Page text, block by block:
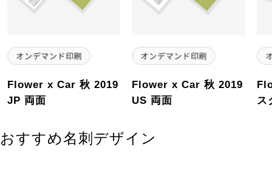
Flower x Car 秋 2019
JP 両面
Flower x Car 秋 2019
US 両面
ス
おすすめ名刺デザイン